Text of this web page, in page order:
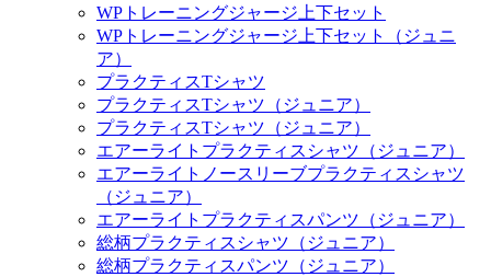
WPトレーニングジャージ上下セット
WPトレーニングジャージ上下セット（ジュニ
ア）
プラクティスTシャツ
プラクティスTシャツ（ジュニア）
プラクティスTシャツ（ジュニア）
エアーライトプラクティスシャツ（ジュニア）
エアーライトノースリーブプラクティスシャツ
（ジュニア）
エアーライトプラクティスパンツ（ジュニア）
総柄プラクティスシャツ（ジュニア）
総柄プラクティスパンツ（ジュニア）